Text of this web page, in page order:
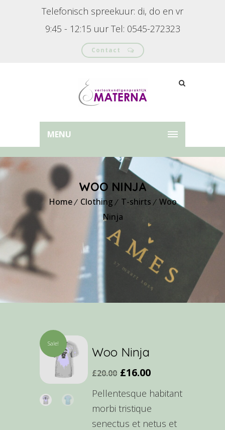
Telefonisch spreekuur: di, do en vr
9:45 - 12:15 uur Tel: 0545-272323
Contact
MENU
WOO NINJA
Home Clothing T-shirts
Woo
Ninja
Sale!
Woo Ninja
£20.00 £16.00
Pellentesque habitant
morbi tristique
senectus et netus et